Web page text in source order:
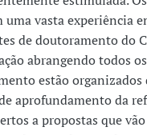
uma vasta experiência
de doutoramento do
abrangendo todos
estão
aprofundamento da
a propostas que